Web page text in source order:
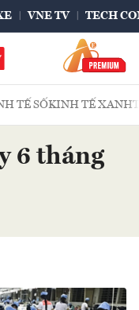
VNE TV TECH
TẾ SỐKINH TẾ XANH
6 tháng